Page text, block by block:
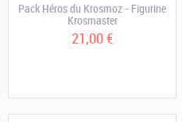
Pack Héros du Krosmoz - Figurine
Krosmaster
21,00 €